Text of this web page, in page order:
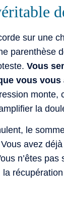
sur une
parenthèse
Vous
vous vous
monte,
la
le
Vous avez
n’êtes pas